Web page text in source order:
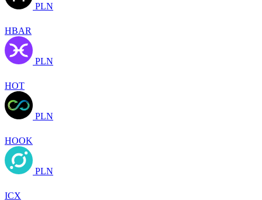
PLN
HBAR
PLN
HOT
PLN
HOOK
PLN
ICX